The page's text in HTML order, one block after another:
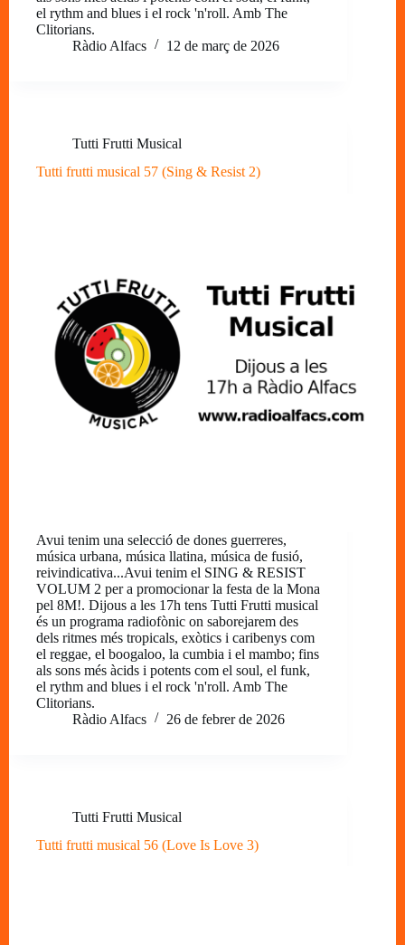
el rythm and blues i el rock 'n'roll. Amb The
Clitorians.
Ràdio Alfacs
12 de març de 2026
Tutti Frutti Musical
Tutti frutti musical 57 (Sing & Resist 2)
Avui tenim una selecció de dones guerreres,
música urbana, música llatina, música de fusió,
reivindicativa...Avui tenim el SING & RESIST
VOLUM 2 per a promocionar la festa de la Mona
pel 8M!. Dijous a les 17h tens Tutti Frutti musical
és un programa radiofònic on saborejarem des
dels ritmes més tropicals, exòtics i caribenys com
el reggae, el boogaloo, la cumbia i el mambo; fins
als sons més àcids i potents com el soul, el funk,
el rythm and blues i el rock 'n'roll. Amb The
Clitorians.
Ràdio Alfacs
26 de febrer de 2026
Tutti Frutti Musical
Tutti frutti musical 56 (Love Is Love 3)